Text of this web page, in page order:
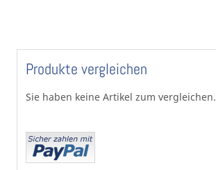
Produkte vergleichen
Sie haben keine Artikel zum vergleichen.